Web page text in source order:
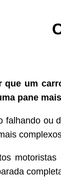
que um
pane
falhando ou